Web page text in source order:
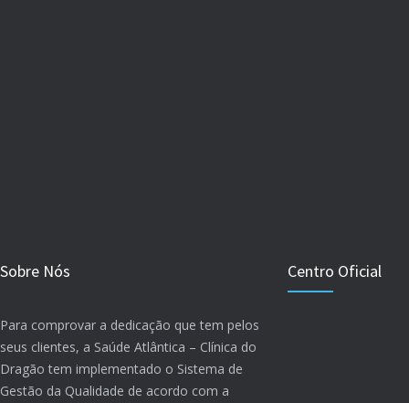
Sobre Nós
Para comprovar a dedicação que tem pelos
seus clientes, a Saúde Atlântica – Clínica do
Dragão tem implementado o Sistema de
Gestão da Qualidade de acordo com a
Centro Oficial